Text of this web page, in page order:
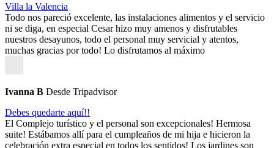
Villa la Valencia
Todo nos pareció excelente, las instalaciones alimentos y el servicio
ni se diga, en especial Cesar hizo muy amenos y disfrutables
nuestros desayunos, todo el personal muy servicial y atentos,
muchas gracias por todo! Lo disfrutamos al máximo
Ivanna B Desde Tripadvisor
Debes quedarte aquí!!
El Complejo turístico y el personal son excepcionales! Hermosa
suite! Estábamos allí para el cumpleaños de mi hija e hicieron la
celebración extra especial en todos los sentidos! Los jardines son